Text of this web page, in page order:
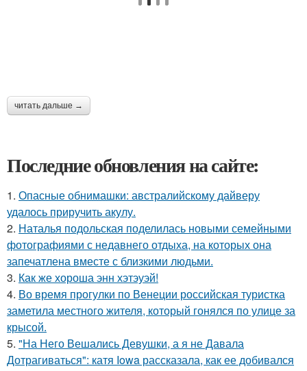
читать дальше →
Последние обновления на сайте:
1. Опасные обнимашки: австралийскому дайверу
удалось приручить акулу.
2. Наталья подольская поделилась новыми семейными
фотографиями с недавнего отдыха, на которых она
запечатлена вместе с близкими людьми.
3. Как же хороша энн хэтэуэй!
4. Во время прогулки по Венеции российская туристка
заметила местного жителя, который гонялся по улице за
крысой.
5. "На Него Вешались Девушки, а я не Давала
Дотрагиваться": катя Iowa рассказала, как ее добивался